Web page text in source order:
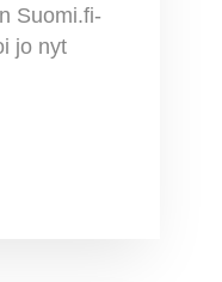
Suomi.fi-
jo nyt